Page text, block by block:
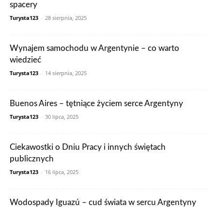
spacery
Turysta123 - 28 sierpnia, 2025
Wynajem samochodu w Argentynie – co warto
wiedzieć
Turysta123 - 14 sierpnia, 2025
Buenos Aires – tętniące życiem serce Argentyny
Turysta123 - 30 lipca, 2025
Ciekawostki o Dniu Pracy i innych świętach
publicznych
Turysta123 - 16 lipca, 2025
Wodospady Iguazú – cud świata w sercu Argentyny